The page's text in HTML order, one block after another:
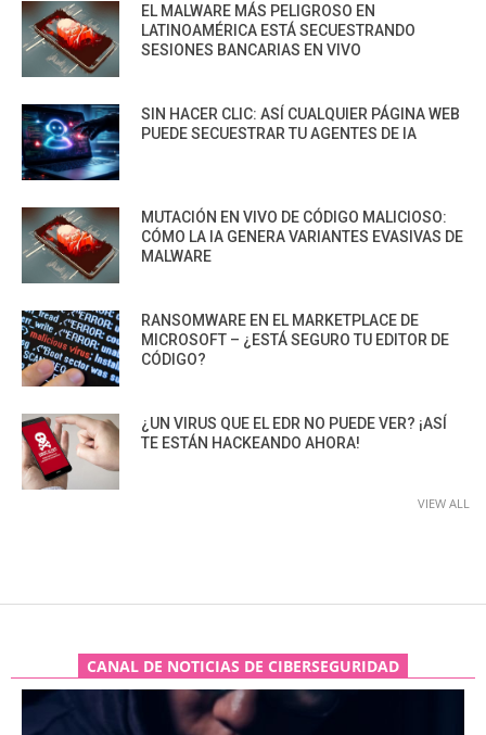
EL MALWARE MÁS PELIGROSO EN
LATINOAMÉRICA ESTÁ SECUESTRANDO
SESIONES BANCARIAS EN VIVO
SIN HACER CLIC: ASÍ CUALQUIER PÁGINA WEB
PUEDE SECUESTRAR TU AGENTES DE IA
MUTACIÓN EN VIVO DE CÓDIGO MALICIOSO:
CÓMO LA IA GENERA VARIANTES EVASIVAS DE
MALWARE
RANSOMWARE EN EL MARKETPLACE DE
MICROSOFT – ¿ESTÁ SEGURO TU EDITOR DE
CÓDIGO?
¿UN VIRUS QUE EL EDR NO PUEDE VER? ¡ASÍ
TE ESTÁN HACKEANDO AHORA!
VIEW ALL
CANAL DE NOTICIAS DE CIBERSEGURIDAD